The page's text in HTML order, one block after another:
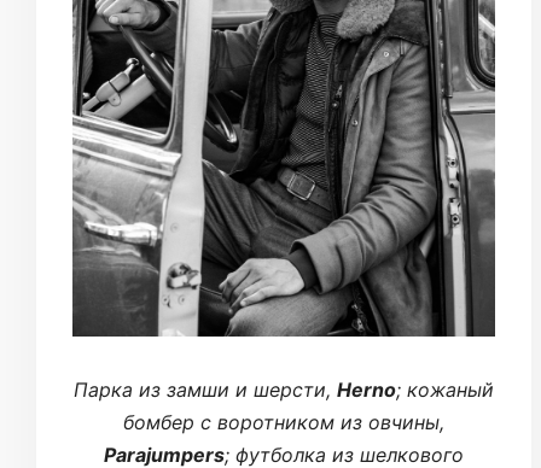
Парка из замши и шерсти, Herno; кожаный
бомбер с воротником из овчины,
Parajumpers; футболка из шелкового